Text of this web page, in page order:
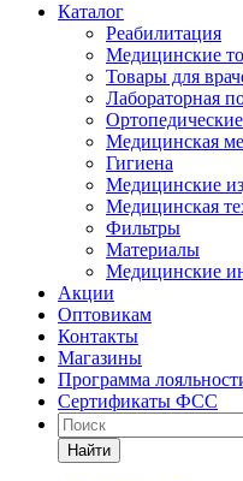
Каталог
Реабилитация
Медицинские
Товары для
Лабораторная
Медицинская
Гигиена
Медицинские
Медицинская
Фильтры
Материалы
Медицинские
Акции
Оптовикам
Контакты
Магазины
Программа
Сертификаты ФСС
Найти